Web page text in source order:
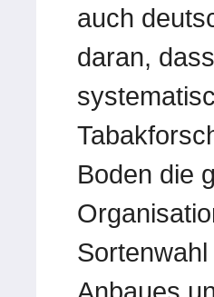
auch
daran,
Boden die